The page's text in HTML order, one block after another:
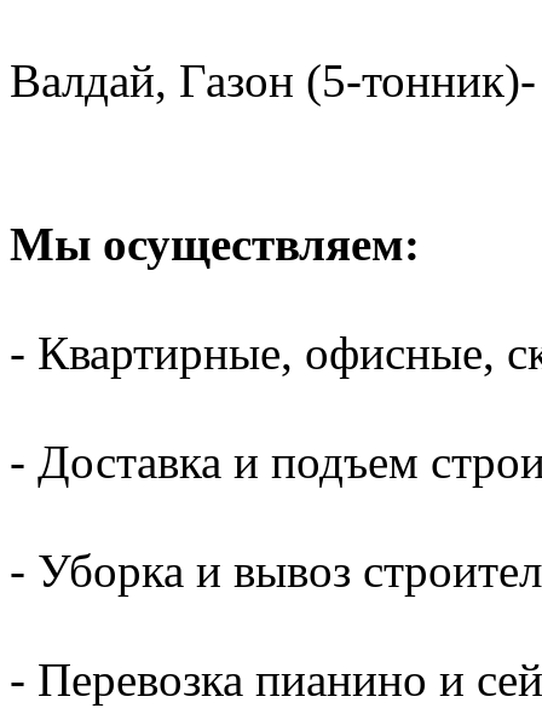
Валдай, Газон (5-
Мы осуществляем:
- Квартирные, офисные,
- Доставка и подъем
- Уборка и вывоз
- Перевозка пианино и